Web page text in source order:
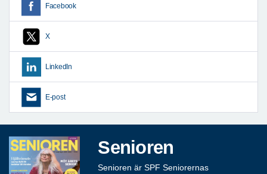
Facebook
X
LinkedIn
E-post
Senioren
Senioren är SPF Seniorernas